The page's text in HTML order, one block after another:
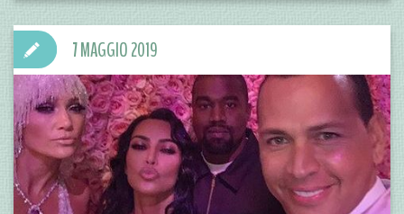
7 MAGGIO 2019